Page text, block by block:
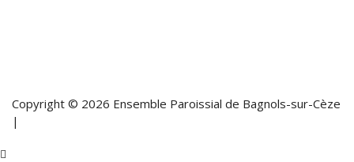
Copyright © 2026 Ensemble Paroissial de Bagnols-sur-Cèze
|